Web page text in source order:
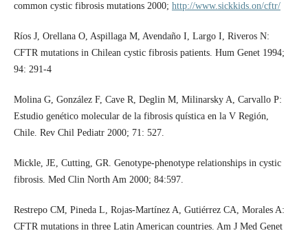
common cystic fibrosis mutations 2000; http://www.sickkids.on/cftr/
Ríos J, Orellana O, Aspillaga M, Avendaño I, Largo I, Riveros N:
CFTR mutations in Chilean cystic fibrosis patients. Hum Genet 1994;
94: 291-4
Molina G, González F, Cave R, Deglin M, Milinarsky A, Carvallo P:
Estudio genético molecular de la fibrosis quística en la V Región,
Chile. Rev Chil Pediatr 2000; 71: 527.
Mickle, JE, Cutting, GR. Genotype-phenotype relationships in cystic
fibrosis. Med Clin North Am 2000; 84:597.
Restrepo CM, Pineda L, Rojas-Martínez A, Gutiérrez CA, Morales A:
CFTR mutations in three Latin American countries. Am J Med Genet